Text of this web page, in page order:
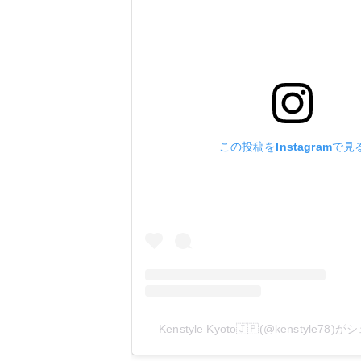
この投稿をInstagramで見
Kenstyle Kyoto🇯🇵(@kenstyle78)がシ